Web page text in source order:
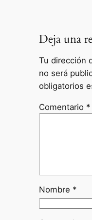
Deja una
Tu dirección
no será
obligatorios
Comentario *
Nombre *